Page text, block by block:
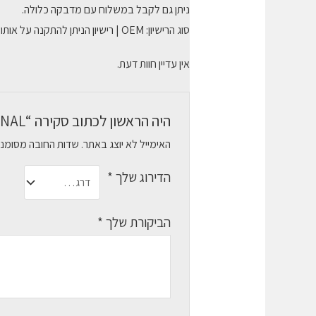
ניתן גם לקבל במשלוח עם מדבקה כלולה.
סוג הרישיון: OEM | רישיון הניתן להתקנה על אותו מחשב בלבד (אינו ניתן להעברה ממחשב למחשב)
אין עדיין חוות דעת.
היה הראשון לכתוב סקירה “WINDOWS 10 PROFESSIONAL”
האימייל לא יוצג באתר. שדות החובה
הדירוג שלך*
הביקורת שלך*